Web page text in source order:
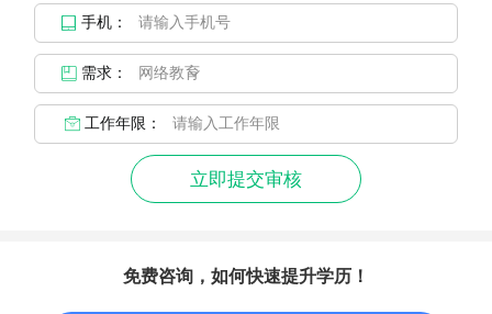
手机：
需求：
工作年限：
立即提交审核
免费咨询，如何快速提升学历！